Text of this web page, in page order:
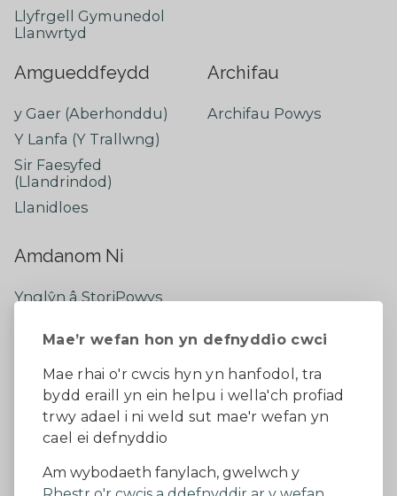
Mae’r wefan hon yn defnyddio cwci
Mae rhai o'r cwcis hyn yn hanfodol, tra
bydd eraill yn ein helpu i wella'ch profiad
trwy adael i ni weld sut mae'r wefan yn
cael ei defnyddio
Am wybodaeth fanylach, gwelwch y
Llyfrgell Gymunedol
Llanwrtyd
Amgueddfeydd
y Gaer (Aberhonddu)
Y Lanfa (Y Trallwng)
Sir Faesyfed
(Llandrindod)
Llanidloes
Archifau
Archifau Powys
Amdanom Ni
Ynglŷn â StoriPowys
Newyddion Diweddaraf
Dywedwch eich barn
Facebook
Datganiad Hygyrchedd